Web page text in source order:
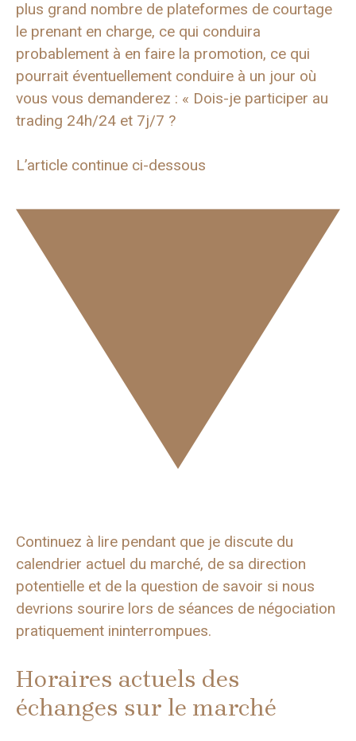
plus grand nombre de plateformes de courtage
le prenant en charge, ce qui conduira
probablement à en faire la promotion, ce qui
pourrait éventuellement conduire à un jour où
vous vous demanderez : « Dois-je participer au
trading 24h/24 et 7j/7 ?
L’article continue ci-dessous
Continuez à lire pendant que je discute du
calendrier actuel du marché, de sa direction
potentielle et de la question de savoir si nous
devrions sourire lors de séances de négociation
pratiquement ininterrompues.
Horaires actuels des
échanges sur le marché